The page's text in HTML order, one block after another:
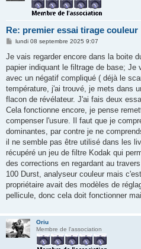
Re: premier essai tirage couleur
M
s
a
g
lundi 08 septembre 2025 9:07
Je vais regarder encore dans la boite
papier indiquant le filtrage de base; Je
avec un négatif compliqué ( déjà le
température, j'ai trouvé, je mets dans
flacon de révélateur. J'ai fais deux
Cela fonctionne encore, je pense
compenser l'usure. Il faut que je
dominantes, par contre je ne
il ne semble pas être utilisé dans les
récupéré un jeu de filtre Kodak qui
des corrections en regardant au
100 Durst, analyseur couleur mais
propriétaire avait des modèles de
pellicule, donc cela doit fonctionner
Oriu
Membre de l'association